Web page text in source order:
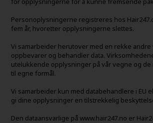
Personoplysningerne registreres hos
fem år, hvoretter opplysningerne slettes.
Vi samarbeider herutover med en rekke andre
oppbevarer og behandler data.
utelukkende opplysninger på vår vegne og de
til egne formål.
Vi samarbeider kun med databehandlere i EU
gi dine opplysninger en tilstrekkelig
Den dataansvarlige på www.hair247.no er